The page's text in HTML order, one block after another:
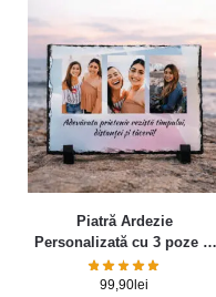
Piatră Ardezie
Personalizată cu 3 poze și
text – Model 1
99,90 lei